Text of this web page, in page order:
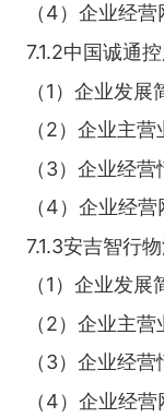
（4）企业经
7.1.2中国诚通
（1）企业发展
（2）企业主
（3）企业经
（4）企业经
7.1.3安吉智行
（1）企业发展
（2）企业主
（3）企业经
（4）企业经